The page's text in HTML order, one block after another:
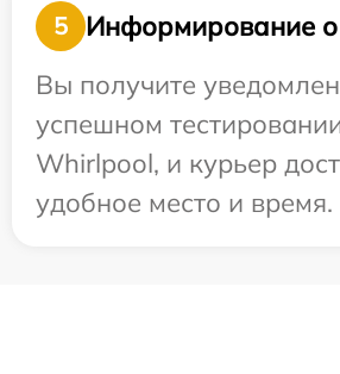
5
Информирование о
Вы получите
успешном
Whirlpool, и курьер
удобное место и время.